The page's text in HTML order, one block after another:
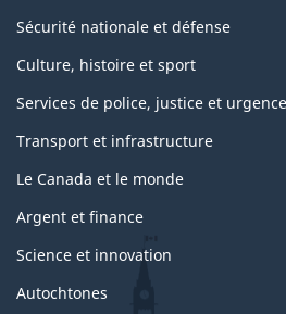
Sécurité nationale et défense
Culture, histoire et sport
Services de police, justice et
Transport et infrastructure
Le Canada et le monde
Argent et finance
Science et innovation
Autochtones